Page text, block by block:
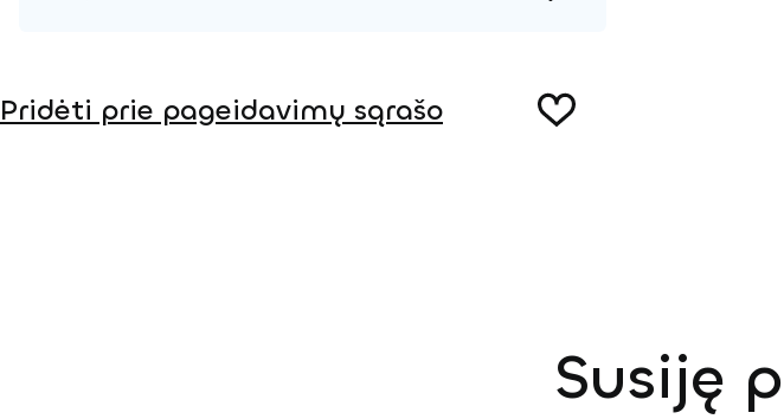
Pridėti prie pageidavimų sąrašo
Susiję